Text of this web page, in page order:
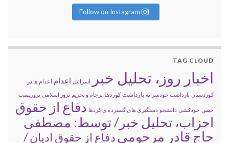
Follow on Instagram
TAG CLOUD
اخبار روز، تحلیل خبر اسرائیل اعدام اعدام ها در
کوردستان بازداشت خودسرانه بازداشت کوردها برجام و تحریم ترور اسلامی تروریست
حبس خودکشی دانشجو دستگیری های گسترده ی کردها دفاع از حقوق
احزاب، تحلیل خبر/ توسط: مصطفی
حاج قادر مرحومیدفاع از حقوق ادیان /